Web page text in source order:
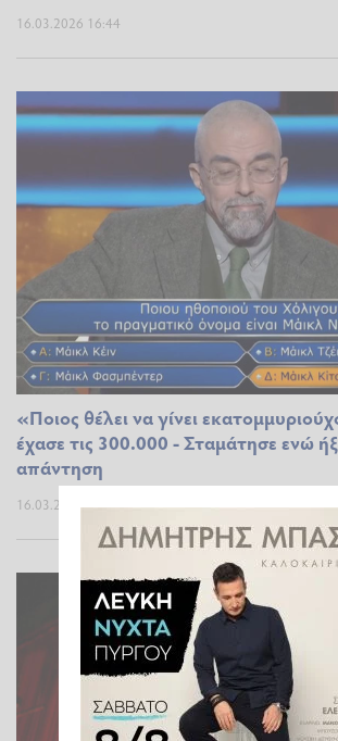
16.03.2026 16:44
«Ποιος θέλει να γίνει
έχασε τις 300.000 - Σταμάτησε ενώ
απάντηση
16.03.2026 13:18